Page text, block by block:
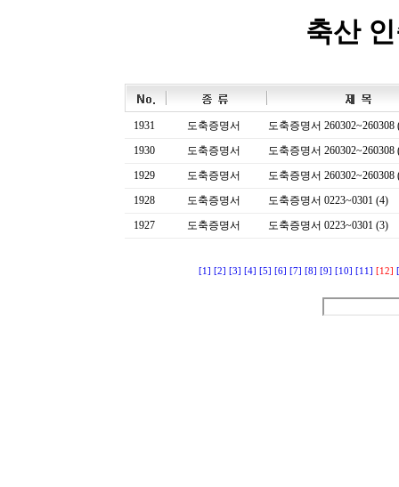
축산
1931 도축증명서
도축증명서 260302~260308
1930
도축증명서
도축증명서 260302~260308
1929
도축증명서
도축증명서 260302~260308
1928
도축증명서
도축증명서 0223~0301 (4)
1927
도축증명서 도축증명서 0223~0301 (3)
[1] [2] [3] [4] [5] [6] [7] [8] [9] [10] [11] [12]